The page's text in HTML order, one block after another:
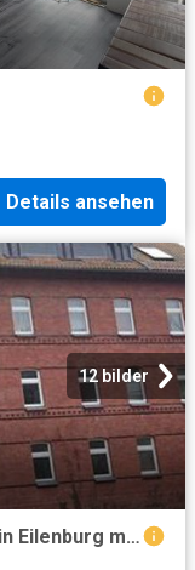
Details ansehen
12 bilder
Attraktive Single 1Raum Wohnung in Eilenburg mit Einbauküche und Parkblick